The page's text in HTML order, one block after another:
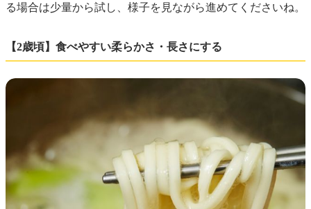
る場合は少量から試し、様子を見ながら進めてくださいね。
【2歳頃】食べやすい柔らかさ・長さにする